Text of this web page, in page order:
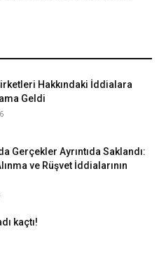
Hakkındaki İddialara
Geldi
Gerçekler Ayrıntıda Saklandı:
ve Rüşvet İddialarının
kaçtı!